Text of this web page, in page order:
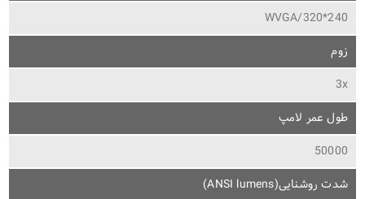
WVGA/320*240
زوم
3x
طول عمر لامپ
50000
شدت روشنایی(ANSI lumens)